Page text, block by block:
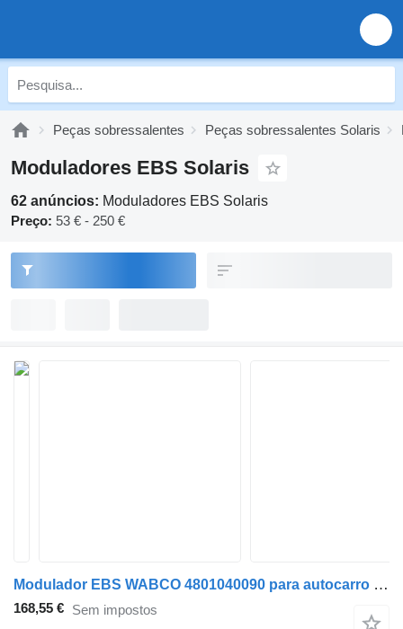
Peças sobressalentes Peças sobressalentes Solaris
Moduladores EBS Solaris
62 anúncios: Moduladores EBS Solaris
Preço: 53 € - 250 €
Modulador EBS WABCO 4801040090 para autocarro Solaris Urbino (01.99-)
168,55 € Sem impostos